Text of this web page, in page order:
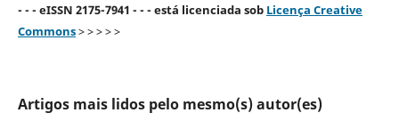
- - - eISSN 2175-7941 - - - está licenciada sob Licença Creative
Commons> > > > >
Artigos mais lidos pelo mesmo(s) autor(es)